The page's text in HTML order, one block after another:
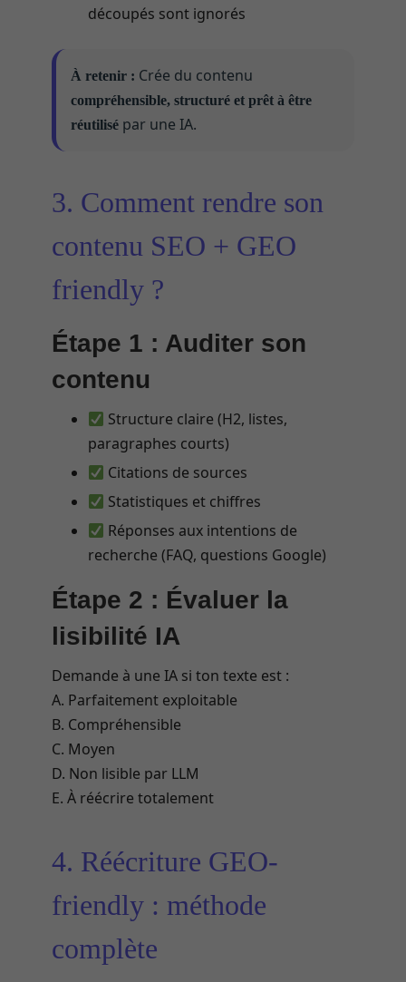
découpés sont ignorés
À retenir : Crée du contenu
compréhensible, structuré et prêt à être
réutilisé par une IA.
3. Comment rendre son
contenu SEO + GEO
friendly ?
Étape 1 : Auditer son
contenu
Structure claire (H2, listes,
paragraphes courts)
Citations de sources
Statistiques et chiffres
Réponses aux intentions de
recherche (FAQ, questions Google)
Étape 2 : Évaluer la
lisibilité IA
Demande à une IA si ton texte est :
A. Parfaitement exploitable
B. Compréhensible
C. Moyen
D. Non lisible par LLM
E. À réécrire totalement
4. Réécriture GEO-
friendly : méthode
complète